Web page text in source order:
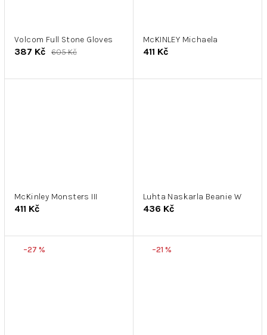
Volcom Full Stone Gloves
387 Kč 605 Kč
McKINLEY Michaela
411 Kč
McKinley Monsters III
411 Kč
Luhta Naskarla Beanie W
436 Kč
–27 % –21 %